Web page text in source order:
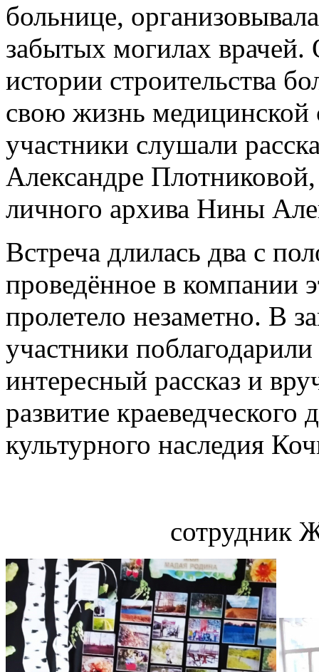
больнице,
забытых могилах врачей.
истории строительства
свою жизнь медицинской
участники слушали
Александре
личного архива Нины
Встреча длилась два с
проведённое в
пролетело незаметно. В
участники
интересный рассказ и
развитие
культурного наследия
сотрудник